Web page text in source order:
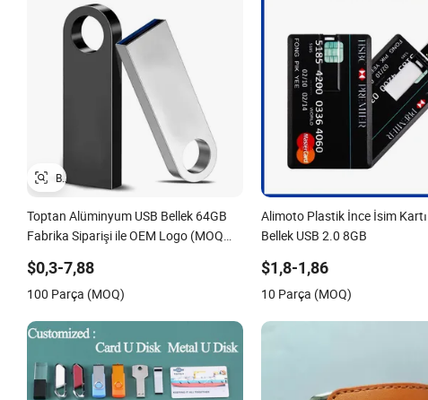
Toptan Alüminyum USB Bellek 64GB
Fabrika Siparişi ile OEM Logo (MOQ
$0,3-7,88
100 Parça (MOQ)
Alimoto Plastik İnce İsim Kartı
Bellek USB 2.0 8GB
$1,8-1,86
10 Parça (MOQ)